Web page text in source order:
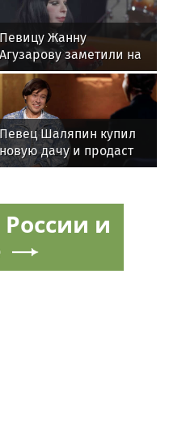
Певицу Жанну
Агузарову заметили на
в загородном
отеле с 22-летним
другом
Певец Шаляпин купил
дачу и продаст
и